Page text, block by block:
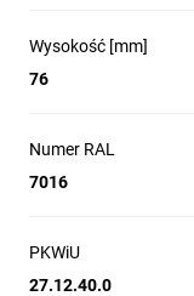
Wysokość [mm]
76
Numer RAL
7016
PKWiU
27.12.40.0